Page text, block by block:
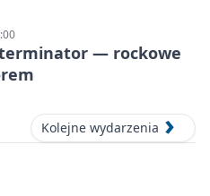
— rockowe
Kolejne wydarzenia